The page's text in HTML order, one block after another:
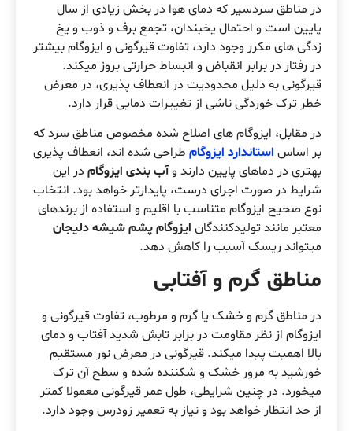
در مناطق سردسیر که دمای هوا در بخش زیادی از سال
پایین است و احتمال یخبندان، تجمع برف و ذوب و یخ
زدگی های مکرر وجود دارد، تفاوت قیرگونی و ایزوگام بیشتر
در رفتار در برابر انقباض و انبساط حرارتی بروز میکند.
قیرگونی به دلیل محدودیت در انعطاف پذیری، در معرض
خطر ترک خوردگی ناشی از تغییرات دمایی قرار دارد.
در مقابل، ایزوگام های اصلاح شده مخصوص مناطق سرد که
بر اساس استاندارد ایزوگام طراحی شده اند، انعطاف پذیری
بهتری در دماهای پایین دارند وآب بندی ایزوگام در این
شرایط در صورت اجرای درست، پایدارتر خواهد بود. انتخاب
نوع صحیح ایزوگام متناسب با اقلیم و استفاده از برندهای
معتبر مانند تولیدکنندگان ایزوگام پشم شیشه دلیجان
میتواند ریسک آسیب را کاهش دهد.
مناطق گرم و آفتابی
در مناطق گرم و خشک یا گرم و مرطوب، تفاوت قیرگونی و
ایزوگام از نظر مقاومت در برابر تابش شدید آفتاب و دمای
بالا اهمیت پیدا میکند. قیرگونی در معرض نور مستقیم
خورشید به مرور خشک و شکننده شده و سطح آن ترک
میخورد. در چنین شرایطی، طول عمر قیرگونی معمولا کمتر
از حد انتظار خواهد بود و نیاز به تعمیر زودرس وجود دارد.